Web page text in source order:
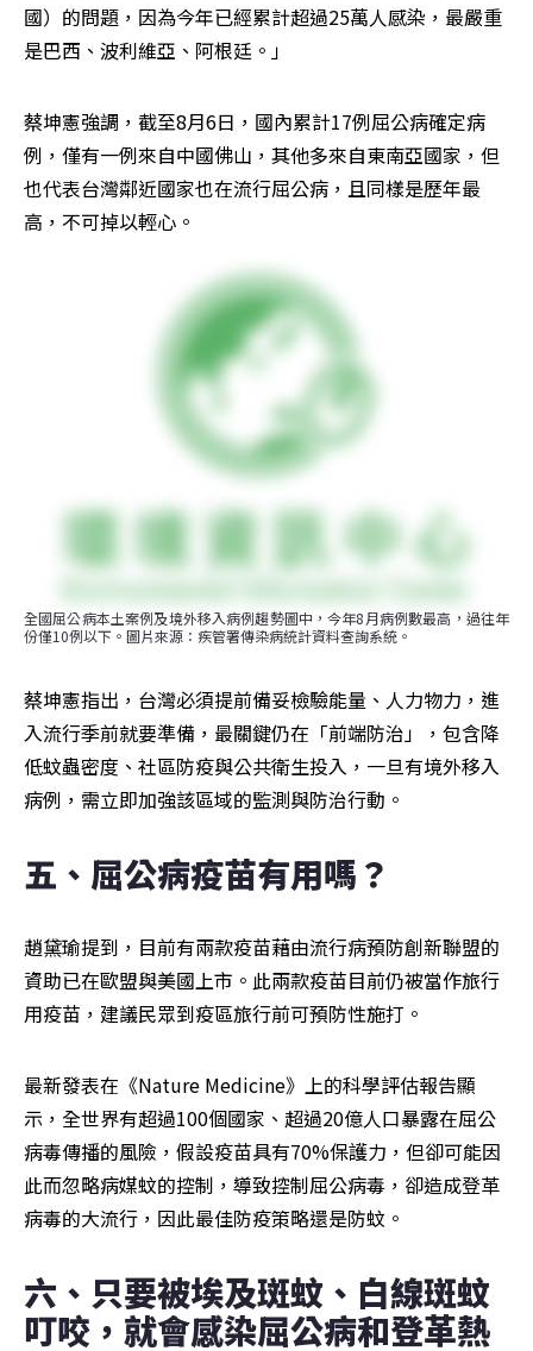
國）的問題，因為今年已經累計超過25萬人感染，最嚴重
是巴西、波利維亞、阿根廷。」
蔡坤憲強調，截至8月6日，國內累計17例屈公病確定病
例，僅有一例來自中國佛山，其他多來自東南亞國家，但
也代表台灣鄰近國家也在流行屈公病，且同樣是歷年最
高，不可掉以輕心。
全國屈公病本土案例及境外移入病例趨勢圖中，今年8月病例數最高，過往年
份僅10例以下。圖片來源：疾管署傳染病統計資料查詢系統。
蔡坤憲指出，台灣必須提前備妥檢驗能量、人力物力，進
入流行季前就要準備，最關鍵仍在「前端防治」，包含降
低蚊蟲密度、社區防疫與公共衛生投入，一旦有境外移入
病例，需立即加強該區域的監測與防治行動。
五、屈公病疫苗有用嗎？
趙黛瑜提到，目前有兩款疫苗藉由流行病預防創新聯盟的
資助已在歐盟與美國上市。此兩款疫苗目前仍被當作旅行
用疫苗，建議民眾到疫區旅行前可預防性施打。
最新發表在《Nature Medicine》上的科學評估報告顯
示，全世界有超過100個國家、超過20億人口暴露在屈公
病毒傳播的風險，假設疫苗具有70%保護力，但卻可能因
此而忽略病媒蚊的控制，導致控制屈公病毒，卻造成登革
病毒的大流行，因此最佳防疫策略還是防蚊。
六、只要被埃及斑蚊、白線斑蚊
叮咬，就會感染屈公病和登革熱